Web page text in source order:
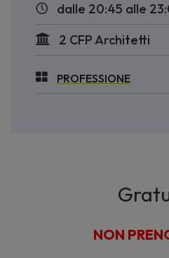
dalle 20:45 alle
2 CFP Architetti
PROFESSIONE
NON